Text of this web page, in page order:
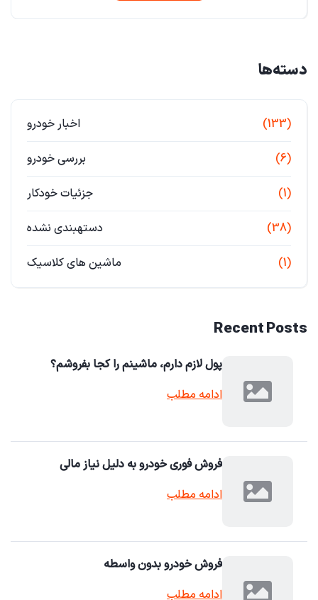
دسته‌ها
اخبار خودرو (133)
بررسی خودرو (6)
جزئیات خودکار (1)
دستهبندی نشده (38)
ماشین های کلاسیک (1)
Recent Posts
پول لازم دارم، ماشینم را کجا بفروشم؟
ادامه مطلب
فروش فوری خودرو به دلیل نیاز مالی
ادامه مطلب
فروش خودرو بدون واسطه
ادامه مطلب